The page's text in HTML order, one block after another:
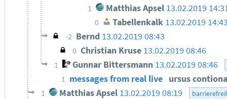
1 Matthias Apsel 13.02.2019
0 Tabellenkalk 13.02.2019
-2 Bernd 13.02.2019 08:43
0 Christian Kruse 13.02.2019 08:46
1 Gunnar Bittersmann 13.02.2019 08:46
1 messages from real live ursus
1 Matthias Apsel 13.02.2019 08:19